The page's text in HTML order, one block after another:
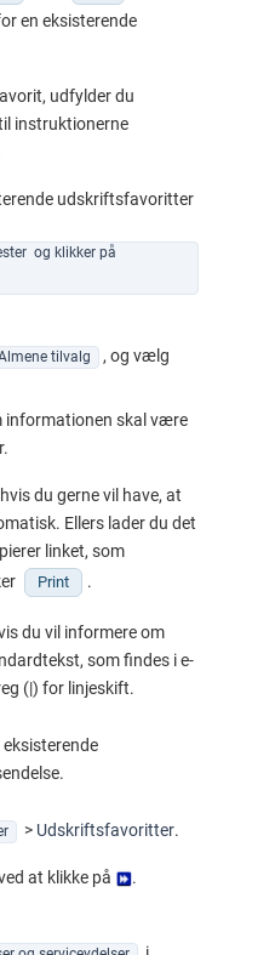
en eksisterende
udfylder du
instruktionerne
udskriftsfavoritter
og klikker på
tilvalg
, og vælg
informationen skal være
du gerne vil have, at
Ellers lader du det
linket, som
Print .
du vil informere om
som findes i e-
(|) for linjeskift.
> Udskriftsfavoritter.
at klikke på .